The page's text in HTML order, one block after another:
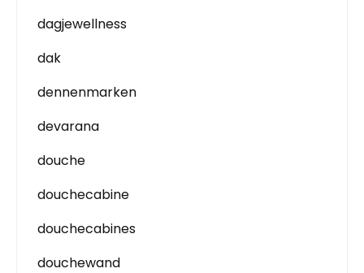
dagjewellness
dak
dennenmarken
devarana
douche
douchecabine
douchecabines
douchewand